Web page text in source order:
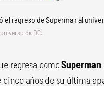
de DC.
regresa comoSuperman
cinco años de su última